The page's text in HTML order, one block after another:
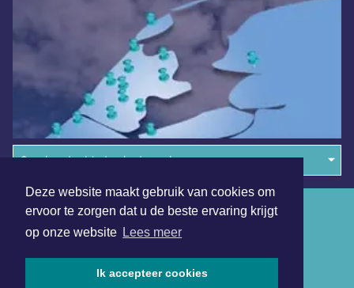
Deze website maakt gebruik van cookies om
ervoor te zorgen dat u de beste ervaring krijgt
op onze website Lees meer
Ik accepteer cookies
Overige dagbladen in de regio
Algemene voorwaarden
Disclaimer